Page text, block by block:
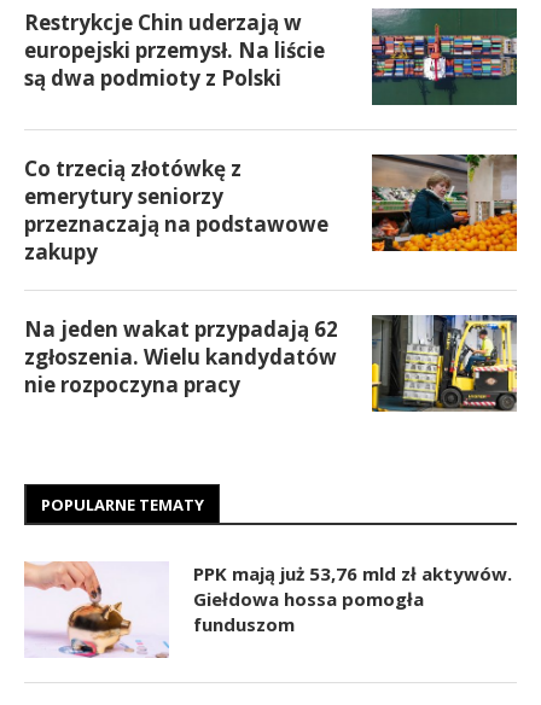
Restrykcje Chin uderzają w
europejski przemysł. Na liście
są dwa podmioty z Polski
Co trzecią złotówkę z
emerytury seniorzy
przeznaczają na podstawowe
zakupy
Na jeden wakat przypadają 62
zgłoszenia. Wielu kandydatów
nie rozpoczyna pracy
POPULARNE TEMATY
PPK mają już 53,76 mld zł aktywów.
Giełdowa hossa pomogła
funduszom